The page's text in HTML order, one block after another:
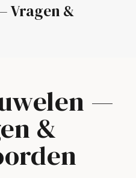
Vragen &
—
&